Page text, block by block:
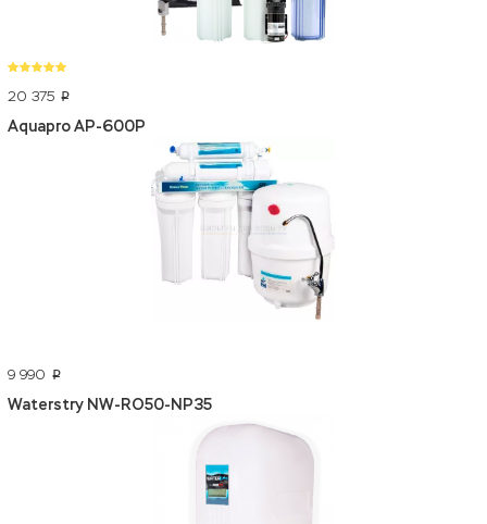
20 375 p
Aquapro AP-600P
9 990 p
Waterstry NW-RO50-NP35